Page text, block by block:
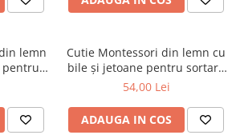
lemn
pentru
Cutie Montessori din lemn cu
bile și jetoane pentru sortare
și coordonare
54,00 Lei
ADAUGA IN COS